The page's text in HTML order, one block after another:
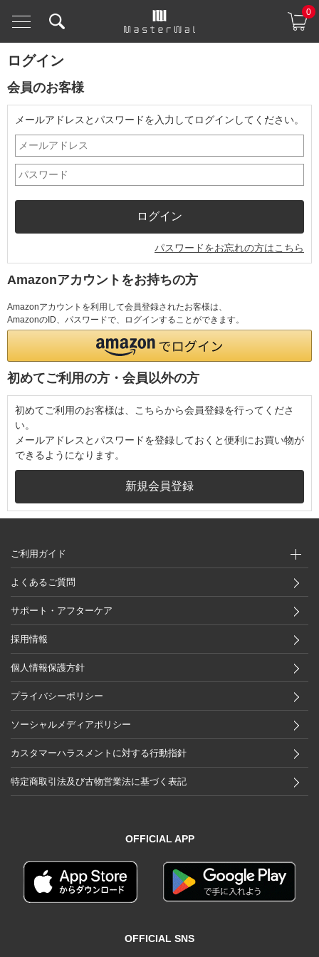
0
ログイン
会員のお客様
メールアドレスとパスワードを入力してログインしてください。
パスワードをお忘れの方はこちら
Amazonアカウントをお持ちの方
Amazonアカウントを利用して会員登録されたお客様は、
AmazonのID、パスワードで、ログインすることができます。
初めてご利用の方・会員以外の方
初めてご利用のお客様は、こちらから会員登録を行ってくださ
い。
メールアドレスとパスワードを登録しておくと便利にお買い物が
できるようになります。
ご利用ガイド
よくあるご質問
サポート・アフターケア
採用情報
個人情報保護方針
プライバシーポリシー
ソーシャルメディアポリシー
カスタマーハラスメントに対する行動指針
特定商取引法及び古物営業法に基づく表記
OFFICIAL APP
OFFICIAL SNS